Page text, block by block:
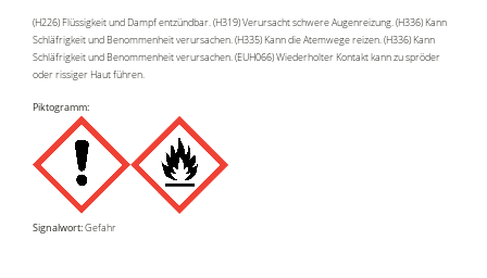
(H226) Flüssigkeit und Dampf entzündbar. (H319) Verursacht schwere Augenreizung. (H336) Kann
Schläfrigkeit und Benommenheit verursachen. (H335) Kann die Atemwege reizen. (H336) Kann
Schläfrigkeit und Benommenheit verursachen. (EUH066) Wiederholter Kontakt kann zu spröder
oder rissiger Haut führen.
Piktogramm:
Signalwort:Gefahr